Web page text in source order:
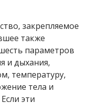
закрепляемое
также
параметров
и дыхания,
температуру,
тела и
эти